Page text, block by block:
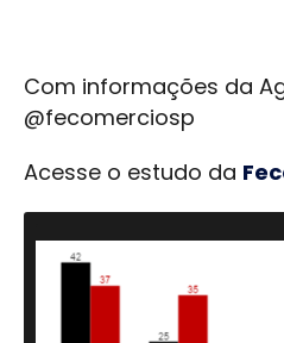
Com informações da
@fecomerciosp
Acesse o estudo da